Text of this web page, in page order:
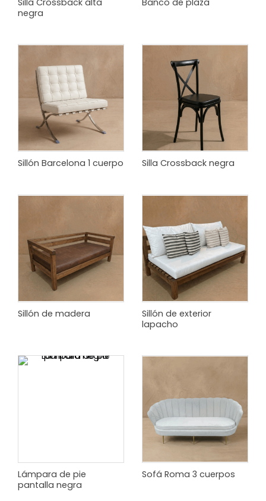
Silla Crossback alta
negra
Banco de plaza
Sillón Barcelona 1 cuerpo Silla Crossback negra
Sillón de madera
Sillón de exterior
lapacho
Lámpara de pie
pantalla negra
Sofá Roma 3 cuerpos